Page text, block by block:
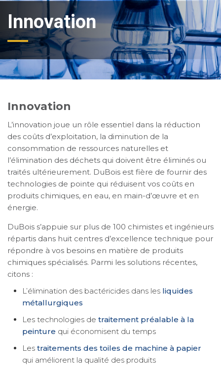
Innovation
Innovation
L’innovation joue un rôle essentiel dans la réduction
des coûts d’exploitation, la diminution de la
consommation de ressources naturelles et
l’élimination des déchets qui doivent être éliminés ou
traités ultérieurement. DuBois est fière de fournir des
technologies de pointe qui réduisent vos coûts en
produits chimiques, en eau, en main-d’œuvre et en
énergie.
DuBois s’appuie sur plus de 100 chimistes et ingénieurs
répartis dans huit centres d’excellence technique pour
répondre à vos besoins en matière de produits
chimiques spécialisés. Parmi les solutions récentes,
citons :
L’élimination des bactéricides dans les liquides
métallurgiques
Les technologies de traitement préalable à la
peinture qui économisent du temps
Les traitements des toiles de machine à papier
qui améliorent la qualité des produits